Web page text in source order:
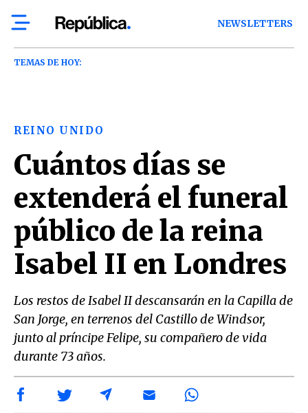
NEWSLETTERS
TEMAS DE HOY:
REINO UNIDO
Cuántos días se
extenderá el funeral
público de la reina
Isabel II en Londres
Los restos de Isabel II descansarán en la Capilla de
San Jorge, en terrenos del Castillo de Windsor,
junto al príncipe Felipe, su compañero de vida
durante 73 años.